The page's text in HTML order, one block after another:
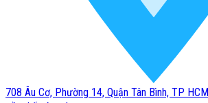
708 Âu Cơ, Phường 14, Quận Tân Bình, TP HCM